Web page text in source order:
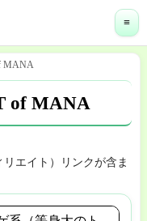
≡
MANA
of MANA
エイト）リンクが含ま